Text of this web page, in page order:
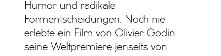
Humor und radikale
Formentscheidungen. Noch nie
erlebte ein Film von Olivier Godin
seine Weltpremiere jenseits von